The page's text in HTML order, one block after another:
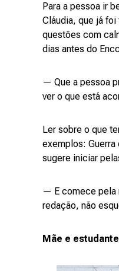
Para a pessoa ir
Cláudia, que já
questões com
dias antes do
— Que a pessoa
ver o que está
Ler sobre o que
exemplos:
sugere iniciar
— E comece pela
redação, não
Mãe e estudante